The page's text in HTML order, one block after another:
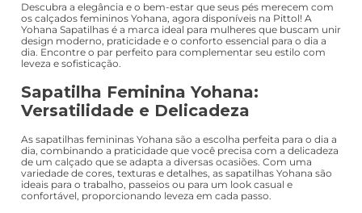
Descubra a elegância e o bem-estar que seus pés merecem com
os calçados femininos Yohana, agora disponíveis na Pittol! A
Yohana Sapatilhas é a marca ideal para mulheres que buscam unir
design moderno, praticidade e o conforto essencial para o dia a
dia. Encontre o par perfeito para complementar seu estilo com
leveza e sofisticação.
Sapatilha Feminina Yohana:
Versatilidade e Delicadeza
As sapatilhas femininas Yohana são a escolha perfeita para o dia a
dia, combinando a praticidade que você precisa com a delicadeza
de um calçado que se adapta a diversas ocasiões. Com uma
variedade de cores, texturas e detalhes, as sapatilhas Yohana são
ideais para o trabalho, passeios ou para um look casual e
confortável, proporcionando leveza em cada passo.